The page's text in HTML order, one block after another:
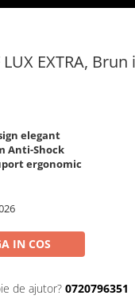
EXTRA,
elegant
Anti-Shock
ergonomic
IN COS
de ajutor? 0720796351